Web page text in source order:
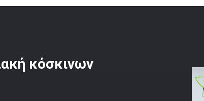
κόσκινων